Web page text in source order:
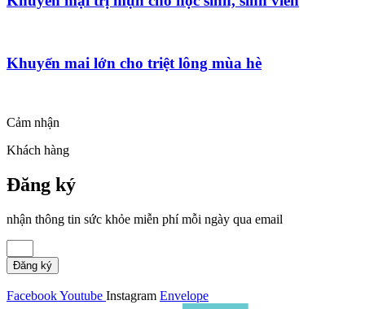
Khuyến mai lớn cho triệt lông mùa hè
Cảm nhận
Khách hàng
Đăng ký
nhận thông tin sức khỏe miễn phí mỗi ngày qua email
Đăng ký
FacebookYoutube Instagram Envelope